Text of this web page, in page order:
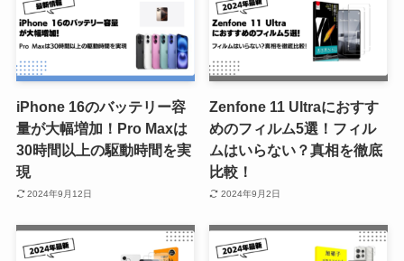
iPhone 16のバッテリー容
量が大幅増加！Pro Maxは
30時間以上の駆動時間を実
現
2024年9月12日
Zenfone 11 Ultraにおすす
めのフィルム5選！フィル
ムはいらない？真相を徹底
比較！
2024年9月2日